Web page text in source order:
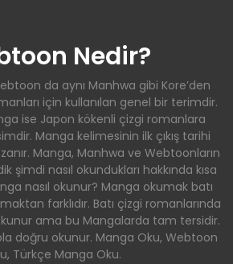
Nedir?
da aynı Manhwa gibi Kore’den
için kullanılan genel bir terimdir.
ise Japon kökenli çizgi romanlara
Manga kelimesinin ilk çıkış tarihi
Manga, Manhwa ve Webtoonların
şimdi nasıl okundukları hakkında kısa
nasıl okunur? Manga okumak batı
farklıdır. Batı çizgi romanlarında
ama bu Mangalarda tam tersidir.
doğru okunur. Manga Oku, Webtoon
Türkçe Manga Oku.